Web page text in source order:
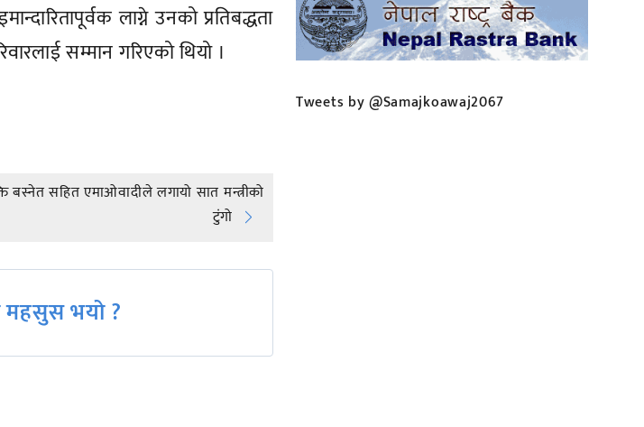
लाग्ने उनको प्रतिबद्धता
सम्मान गरिएको थियो ।
बस्नेत सहित एमाओवादीले लगायो सात मन्त्रीको
टुंगो
महसुस भयो ?
Tweets by @Samajkoawaj2067